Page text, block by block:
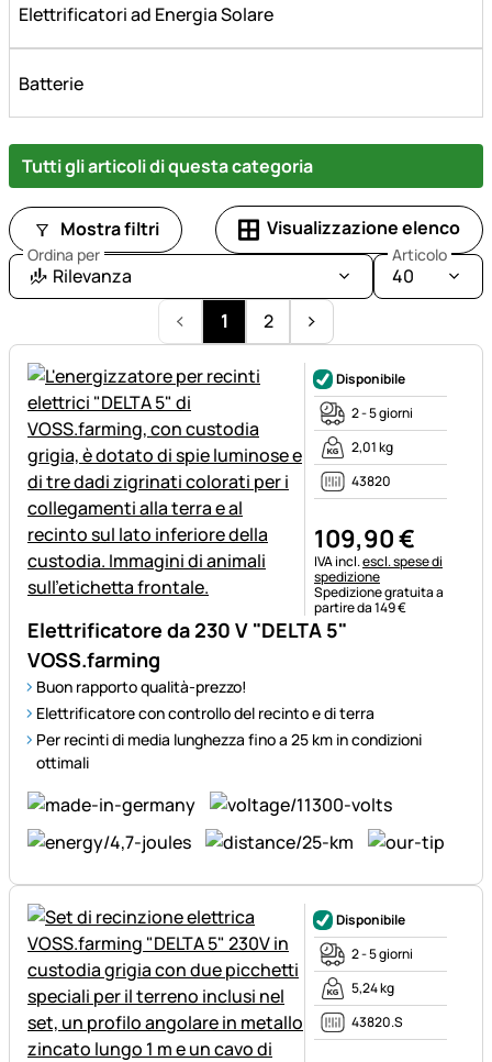
Elettrificatori ad Energia Solare
Batterie
Tutti gli articoli di questa categoria
Mostra filtri Visualizzazione elenco
Ordina per
Rilevanza
Articolo
40
1
2
Elettrificatore da 230 V "DELTA 5"
VOSS.farming
Buon rapporto qualità-prezzo!
Elettrificatore con controllo del recinto e di terra
Per recinti di media lunghezza fino a 25 km in condizioni
ottimali
Disponibile
2 - 5 giorni
2,01 kg
43820
109,90€
Informazioni fiscali:
IVA incl.escl. spese di
spedizione
Spedizione gratuita a
partire da 149 €
Disponibile
2 - 5 giorni
5,24 kg
43820.S